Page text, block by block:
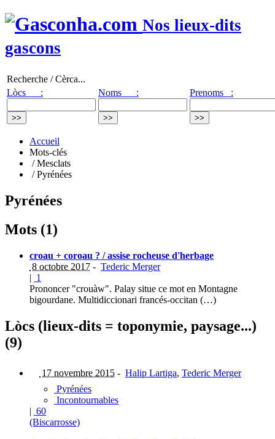
Nos lieux-dits
gascons
Recherche / Cèrca...
Lòcs :
Noms : Prenoms :
Accueil
Mots-clés
/ Mesclats
/ Pyrénées
Pyrénées
Mots (1)
croau + coroau ? / assise rocheuse d'herbage
8 octobre 2017 - Tederic Merger
| 1
Prononcer "crouàw". Palay situe ce mot en Montagne
bigourdane. Multidiccionari francés-occitan (…)
Lòcs (lieux-dits = toponymie, paysage...)
(9)
17 novembre 2015 - Halip Lartiga, Tederic Merger
Pyrénées
Incontournables
| 60
(Biscarrosse)